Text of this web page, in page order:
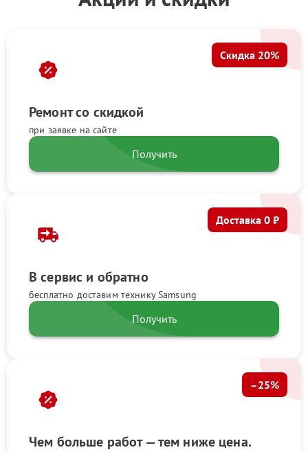
Ремонт со скидкой
при заявке на сайте
Скидка 20%
Получить
В сервис и обратно
бесплатно доставим технику Samsung
Доставка 0 ₽
Получить
Чем больше работ — тем ниже цена.
–25%